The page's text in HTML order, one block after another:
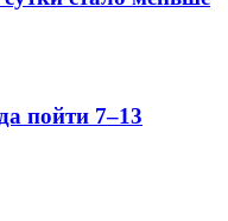
пойти 7–13